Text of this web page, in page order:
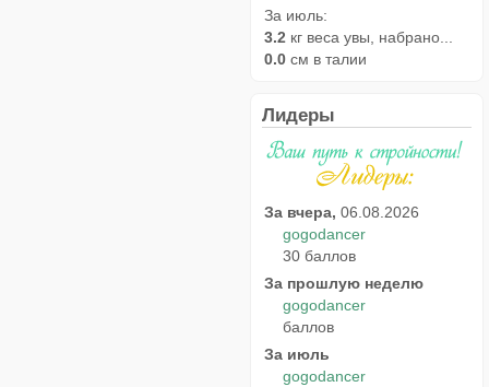
За июль:
3.2 кг веса увы, набрано...
0.0 см в талии
Лидеры
За вчера, 06.08.2026
gogodancer
30 баллов
За прошлую неделю
gogodancer
баллов
За июль
gogodancer